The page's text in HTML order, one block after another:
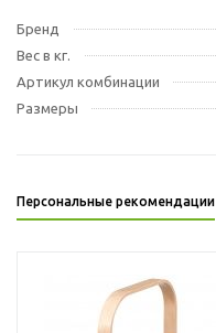
Бренд
Вес в кг.
Артикул комбинации
Размеры
Персональные рекомендации